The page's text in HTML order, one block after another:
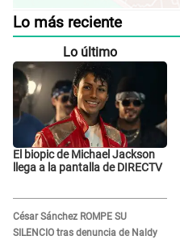
Lo más reciente
Lo último
El biopic de Michael Jackson
llega a la pantalla de DIRECTV
César Sánchez ROMPE SU
SILENCIO tras denuncia de Naldy